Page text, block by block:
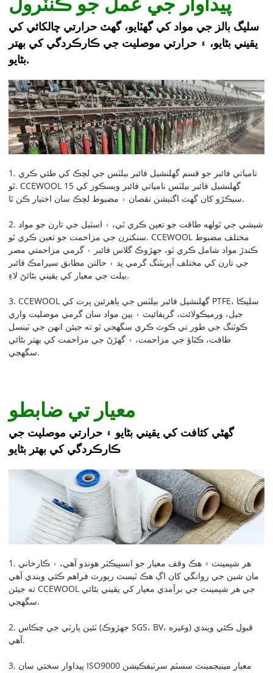
سليگ بالز جي مواد کي گھٽايو، گھٽ حرارتي چالکائي کي
يقيني بڻايو، ۽ حرارتي موصليت جي ڪارڪردگي کي بهتر
بڻايو.
1. نامياتي فائبر جو قسم گھلنشيل فائبر بيلٽس جي لچڪ کي طئي ڪري
ٿو. CCEWOOL گھلنشيل فائبر بيلٽس نامياتي فائبر ويسڪوز کي 15
سيڪڙو کان گهٽ اگنيشن نقصان ۽ مضبوط لچڪ سان اختيار ڪن ٿا.
2. شيشي جي ٿولهه طاقت جو تعين ڪري ٿي، ۽ اسٽيل جي تارن جو مواد
سنکنرن جي مزاحمت جو تعين ڪري ٿو. CCEWOOL مختلف مضبوط
ڪندڙ مواد شامل ڪري ٿو، جهڙوڪ گلاس فائبر ۽ گرمي مزاحمتي مصر
جي تارن کي مختلف آپريٽنگ گرمي پد ۽ حالتن مطابق سيرامڪ فائبر
بيلٽ جي معيار کي يقيني بڻائڻ لاءِ.
3. CCEWOOL گھلنشيل فائبر بيلٽس جي ٻاهرئين پرت کي PTFE، سليڪا
جيل، ورميڪولائٽ، گريفائيٽ ۽ ٻين مواد سان گرمي موصليت واري
ڪوٽنگ جي طور تي ڪوٽ ڪري سگهجي ٿو ته جيئن انهن جي ٽينسل
طاقت، ڪٽاؤ جي مزاحمت، ۽ گھڙڻ جي مزاحمت کي بهتر بڻائي
سگهجي.
معيار تي ضابطو
گھڻي کثافت کي يقيني بڻايو ۽ حرارتي موصليت جي
ڪارڪردگي کي بهتر بڻايو
1. هر شپمينٽ ۾ هڪ وقف معيار جو انسپيڪٽر هوندو آهي، ۽ ڪارخاني
مان شين جي روانگي کان اڳ هڪ ٽيسٽ رپورٽ فراهم ڪئي ويندي آهي
ته جيئن CCEWOOL جي هر شپمينٽ جي برآمدي معيار کي يقيني بڻائي
سگهجي.
2. ٽئين پارٽي جي چڪاس (جهڙوڪ SGS، BV، وغيره) قبول ڪئي ويندي
آهي.
3. پيداوار سختي سان ISO9000 معيار مينيجمينٽ سسٽم سرٽيفڪيشن